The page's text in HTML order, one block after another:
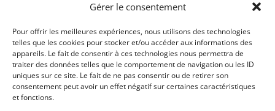
Gérer le consentement
Pour offrir les meilleures expériences, nous utilisons des technologies
telles que les cookies pour stocker et/ou accéder aux informations des
appareils. Le fait de consentir à ces technologies nous permettra de
traiter des données telles que le comportement de navigation ou les ID
uniques sur ce site. Le fait de ne pas consentir ou de retirer son
consentement peut avoir un effet négatif sur certaines caractéristiques
et fonctions.
Les derniers comptes rendus
Conseil municipal 2 juillet 2026
Conseil Municipal du 30 avril 2026